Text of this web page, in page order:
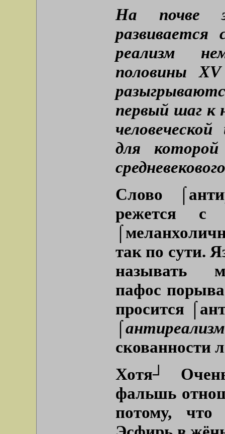
На почве
развивается
реализм
половины
первый шаг к
для
Слово
режется с
так по сути.
называть
пафос
просится
скованности
Хотя┘
фальшь
потому, что